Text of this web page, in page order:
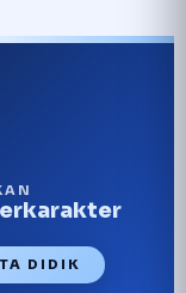
DIDIK